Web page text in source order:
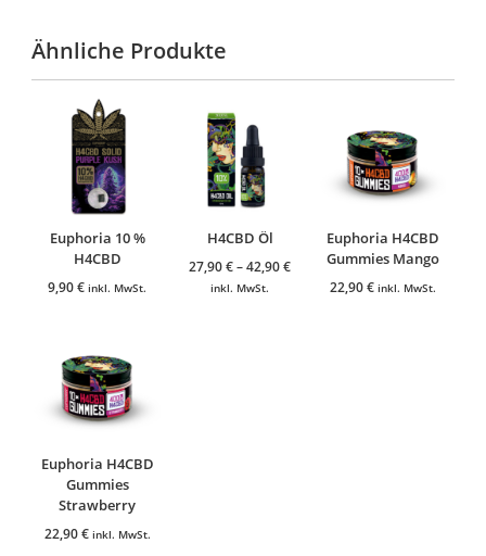
Ähnliche Produkte
Euphoria 10 %
H4CBD
9,90€ inkl. MwSt.
H4CBD Öl
27,90€–42,90€
inkl. MwSt.
Euphoria H4CBD
Gummies Mango
22,90€ inkl. MwSt.
Euphoria H4CBD
Gummies
Strawberry
22,90€ inkl. MwSt.